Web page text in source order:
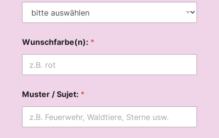
Wunschfarbe(n): *
Muster / Sujet: *